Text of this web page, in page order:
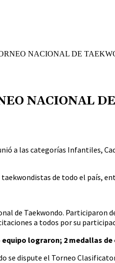
NACIONAL DE
NACIONAL
a las categorías Infantiles,
de todo el país,
de Taekwondo. Participaron
a todos por su
lograron; 2 medallas de
se dispute el Torneo